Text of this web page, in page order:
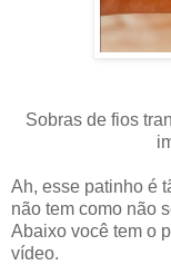
Sobras de fios
Ah, esse patinho é
não tem como não
Abaixo você tem o
vídeo.